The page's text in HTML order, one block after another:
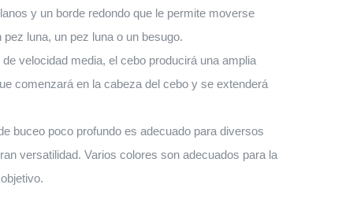
y un borde redondo que le permite moverse
luna, un pez luna o un besugo.
velocidad media, el cebo producirá una amplia
comenzará en la cabeza del cebo y se extenderá
buceo poco profundo es adecuado para diversos
versatilidad. Varios colores son adecuados para la